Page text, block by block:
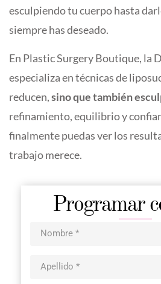
esculpiendo tu cuerpo hasta
siempre has deseado.
En Plastic Surgery Boutique, la
especializa en técnicas de
reducen,sino que también
refinamiento, equilibrio y
finalmente puedas ver los
trabajo merece.
Programar